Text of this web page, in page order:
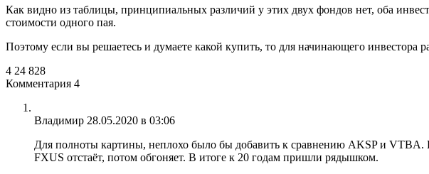
Как видно из таблицы, принципиальных различий у этих двух фондов нет, оба
стоимости одного пая.
Поэтому если вы решаетесь и думаете какой купить, то для начинающего инвестора
4 24 828
Комментария 4
Владимир 28.05.2020 в 03:06
Для полноты картины, неплохо было бы добавить к сравнению AKSP и VTBA.
FXUS отстаёт, потом обгоняет. В итоге к 20 годам пришли рядышком.